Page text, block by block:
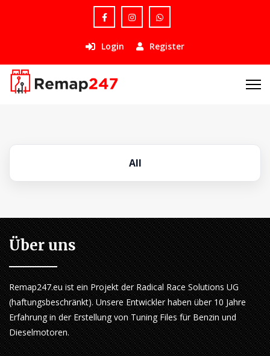
Login Register
All
Über uns
Remap247.eu ist ein Projekt der Radical Race Solutions UG
(haftungsbeschränkt). Unsere Entwickler haben über 10 Jahre
Erfahrung in der Erstellung von Tuning Files für Benzin und
Dieselmotoren.